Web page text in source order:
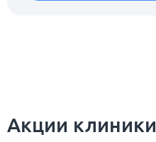
Акции клиники